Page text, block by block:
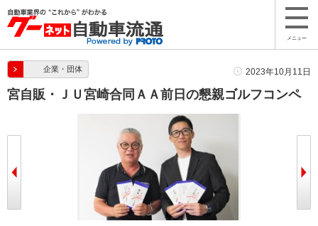
メニュー
企業・団体 2023年10月11日
宮自販・ＪＵ宮崎合同ＡＡ前日の懇親ゴルフコンペ